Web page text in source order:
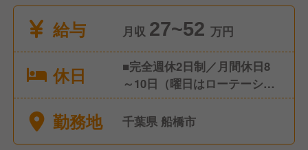
給与
月収 27~52 万円
休日
■完全週休2日制／月間休日8
～10日（曜日はローテーショ
ン制） ■年間休日116日 ■年次
有給休暇 入社6ヶ月後10日
勤務地 千葉県 船橋市